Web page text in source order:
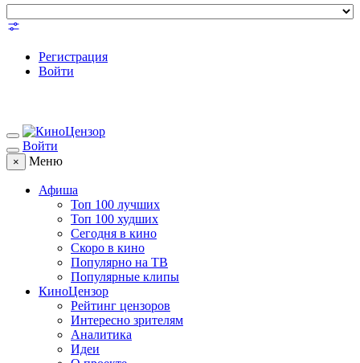
Регистрация
Войти
Войти
× Меню
Афиша
Топ 100 лучших
Топ 100 худших
Сегодня в кино
Скоро в кино
Популярно на ТВ
Популярные клипы
КиноЦензор
Рейтинг цензоров
Интересно зрителям
Аналитика
Идеи